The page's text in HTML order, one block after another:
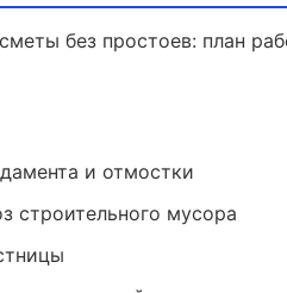
без простоев: план
и отмостки
строительного мусора